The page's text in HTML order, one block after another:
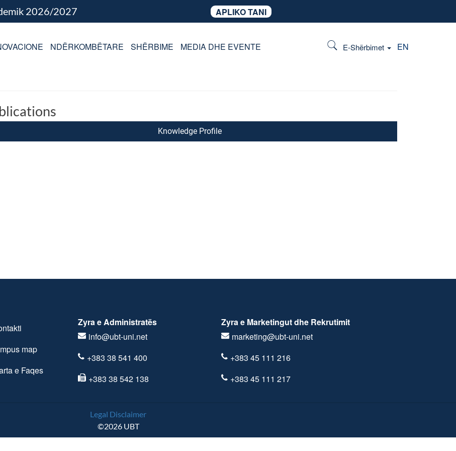
2026/2027 APLIKO TANI
E-Shërbimet EN
NDËRKOMBËTARE SHËRBIME MEDIA DHE EVENTE
Knowledge Profile
map
e Faqes
Zyra e Administratës
info@ubt-uni.net
+383 38 541 400
+383 38 542 138
Zyra e Marketingut dhe Rekrutimit
marketing@ubt-uni.net
+383 45 111 216
+383 45 111 217
Legal Disclaimer
©2026 UBT